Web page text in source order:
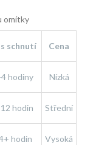
omítky
schnutí Cena
hodiny Nízká
hodin Střední
hodin Vysoká